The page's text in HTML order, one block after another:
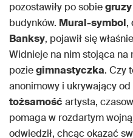
pozostawiły po sobiegruzy
budynków. Mural-symbol,
Banksy, pojawił się
Widnieje na nim stojąca
poziegimnastyczka. Czy
anonimowy i ukrywający
tożsamość artysta,
pomaga w rozdartym
odwiedził, chcąc okazać